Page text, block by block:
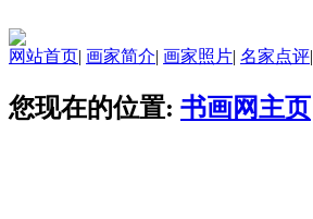
网站首页| 画家简介| 画家照片| 名家点评|
您现在的位置: 书画网主页